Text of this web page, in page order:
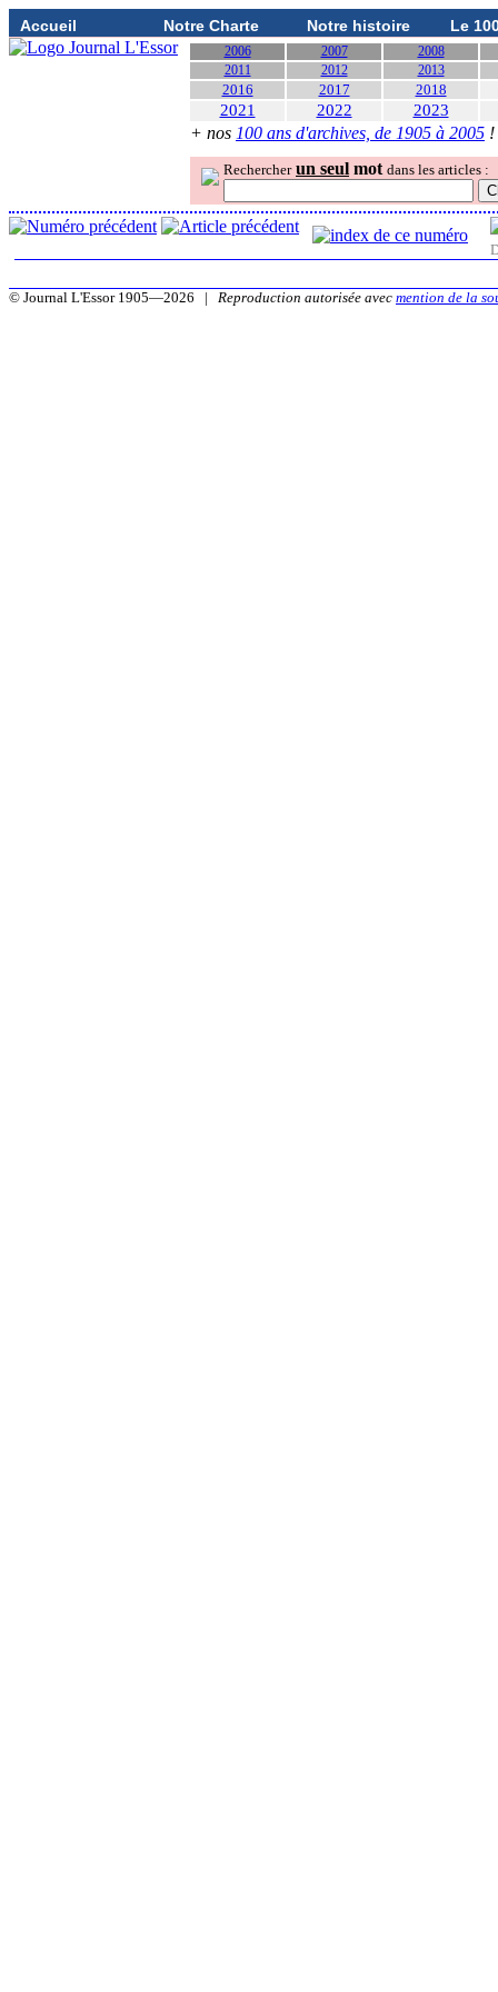
Accueil Notre Charte Notre histoire Le
2006 2007
2008
2011
2012 2013
2016 2017 2018
2021 2022 2023
+ nos 100 ans d'archives, de 1905 à 2005 !
Rechercher un seul mot dans les articles :
© Journal L'Essor 1905—2026 | Reproduction autorisée avec mention de la